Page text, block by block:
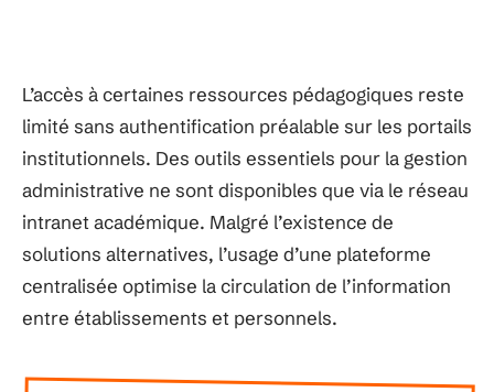
L’accès à certaines ressources pédagogiques reste
limité sans authentification préalable sur les portails
institutionnels. Des outils essentiels pour la gestion
administrative ne sont disponibles que via le réseau
intranet académique. Malgré l’existence de
solutions alternatives, l’usage d’une plateforme
centralisée optimise la circulation de l’information
entre établissements et personnels.